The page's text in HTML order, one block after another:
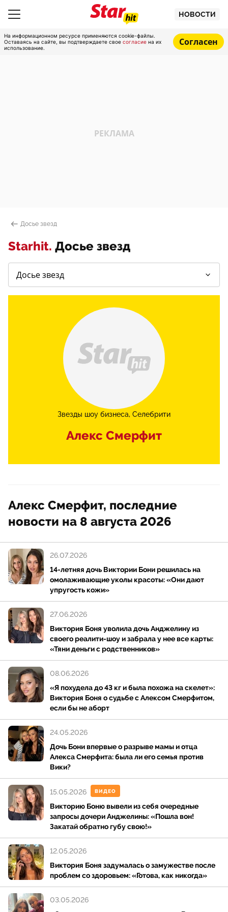
НОВОСТИ
На информационном ресурсе применяются cookie-файлы.
Оставаясь на сайте, вы подтверждаете свое согласие на их
использование.
Согласен
Досье звезд
Starhit. Досье звезд
Звезды шоу бизнеса Селебрити
Алекс Смерфит
Алекс Смерфит, последние
новости на 8 августа 2026
14-летняя дочь Виктории Бони решилась на
омолаживающие уколы красоты: «Они дают
упругость кожи»
26.07.2026
Виктория Боня уволила дочь Анджелину из
своего реалити-шоу и забрала у нее все карты:
«Тяни деньги с родственников»
27.06.2026
«Я похудела до 43 кг и была похожа на скелет»:
Виктория Боня о судьбе с Алексом Смерфитом,
если бы не аборт
08.06.2026
Дочь Бони впервые о разрыве мамы и отца
Алекса Смерфита: была ли его семья против
Вики?
24.05.2026
ВИДЕО
Викторию Боню вывели из себя очередные
запросы дочери Анджелины: «Пошла вон!
Закатай обратно губу свою!»
15.05.2026
Виктория Боня задумалась о замужестве после
проблем со здоровьем: «Готова, как никогда»
12.05.2026
03.05.2026